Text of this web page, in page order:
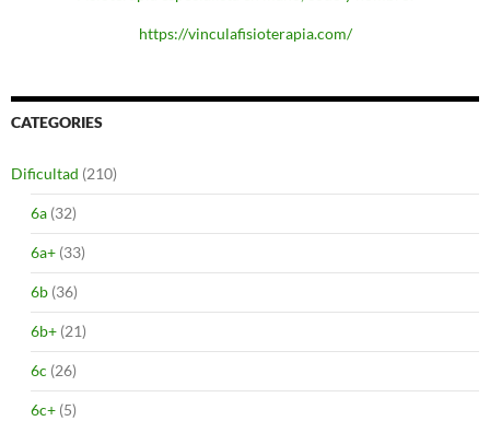
https://vinculafisioterapia.com/
CATEGORIES
Dificultad (210)
6a (32)
6a+ (33)
6b (36)
6b+ (21)
6c (26)
6c+ (5)